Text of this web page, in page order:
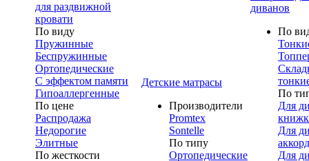
для раздвижной
кровати
По виду
Пружинные
Беспружинные
Ортопедические
С эффектом памяти
Гипоаллергенные
По цене
Распродажа
Недорогие
Элитные
По жесткости
Детские матрасы
Производители
Promtex
Sontelle
По типу
Ортопедические
диванов
По
По
Для
Для
Для